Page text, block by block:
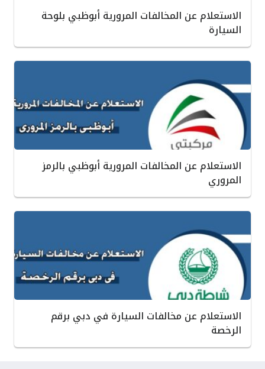
الاستعلام عن المخالفات المرورية أبوظبي بلوحة
السيارة
الاستعلام عن المخالفات المرورية أبوظبي بالرمز
المروري ‏
الاستعلام عن مخالفات السيارة في دبي برقم
الرخصة